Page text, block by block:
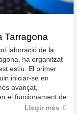
Tarragona
de la
ha organitzat
estiu. El primer
iniciar-se en
avançat,
el funcionament de
Llegir més